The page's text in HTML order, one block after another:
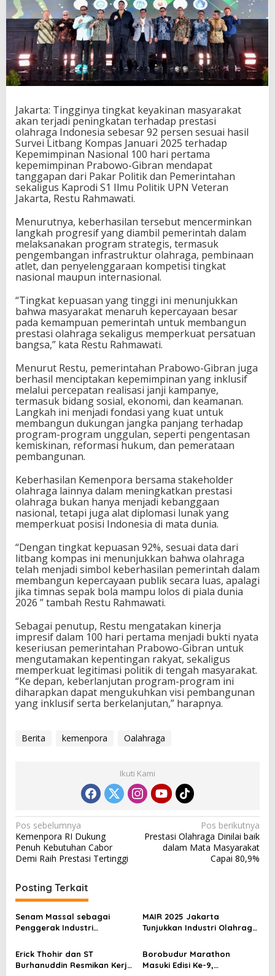
u
b
l
i
k
t
e
r
a
d
a
p
P
r
e
s
a
i
O
l
a
h
r
g
a
I
n
d
n
e
s
i
a
C
a
p
9
2
%
d
i
0
0
H
a
r
i
r
a
b
o
w
o
-
G
r
Jakarta: Tingginya tingkat keyakinan masyarakat
akan terjadi peningkatan terhadap prestasi
olahraga Indonesia sebesar 92 persen sesuai hasil
Survei Litbang Kompas Januari 2025 terhadap
Kepemimpinan Nasional 100 hari pertama
kepemimpinan Prabowo-Gibran mendapat
tanggapan dari Pakar Politik dan Pemerintahan
sekaligus Kaprodi S1 Ilmu Politik UPN Veteran
Jakarta, Restu Rahmawati.
Menurutnya, keberhasilan tersebut mencerminkan
langkah progresif yang diambil pemerintah dalam
melaksanakan program strategis, termasuk
pengembangan infrastruktur olahraga, pembinaan
atlet, dan penyelenggaraan kompetisi tingkat
nasional maupun internasional.
“Tingkat kepuasan yang tinggi ini menunjukkan
bahwa masyarakat menaruh kepercayaan besar
pada kemampuan pemerintah untuk membangun
prestasi olahraga sekaligus memperkuat persatuan
bangsa,” kata Restu Rahmawati.
Menurut Restu, pemerintahan Prabowo-Gibran juga
berhasil menciptakan kepemimpinan yang inklusif
melalui percepatan realisasi janji kampanye,
termasuk bidang sosial, ekonomi, dan keamanan.
Langkah ini menjadi fondasi yang kuat untuk
membangun dukungan jangka panjang terhadap
program-program unggulan, seperti pengentasan
kemiskinan, reformasi hukum, dan pemerataan
pembangunan.
Keberhasilan Kemenpora bersama stakeholder
olahraga lainnya dalam meningkatkan prestasi
olahraga bukan hanya menjadi kebanggaan
nasional, tetapi juga alat diplomasi lunak yang
memperkuat posisi Indonesia di mata dunia.
“Dengan tingkat kepuasan 92%, sesuai data dari
litbang kompas ini menunjukkan bahwa olahraga
telah menjadi simbol keberhasilan pemerintah dalam
membangun kepercayaan publik secara luas, apalagi
jika timnas sepak bola mampu lolos di piala dunia
2026 ” tambah Restu Rahmawati.
Sebagai penutup, Restu mengatakan kinerja
impresif dalam 100 hari pertama menjadi bukti nyata
keseriusan pemerintahan Prabowo-Gibran untuk
mengutamakan kepentingan rakyat, sekaligus
memperkuat legitimasi politik di tengah masyarakat.
“Ke depan, keberlanjutan program-program ini
diharapkan dapat mengukuhkan visi pembangunan
yang inklusif serta berkelanjutan,” harapnya.
Berita kemenpora Oalahraga
Ikuti Kami
N
a
v
i
g
a
s
i
p
Pos sebelumnya
Kemenpora RI Dukung
Penuh Kebutuhan Cabor
Demi Raih Prestasi Tertinggi
Pos berikutnya
Prestasi Olahraga Dinilai baik
dalam Mata Masyarakat
Capai 80,9%
Posting Terkait
Senam Massal sebagai
Penggerak Industri
2025 untuk Ekonomi
Nasional
MAIR 2025 Jakarta
Tunjukkan Industri Olahraga
Erick Thohir dan ST
Burhanuddin Resmikan Kerja
Borobudur Marathon
Masuki Edisi Ke-9,